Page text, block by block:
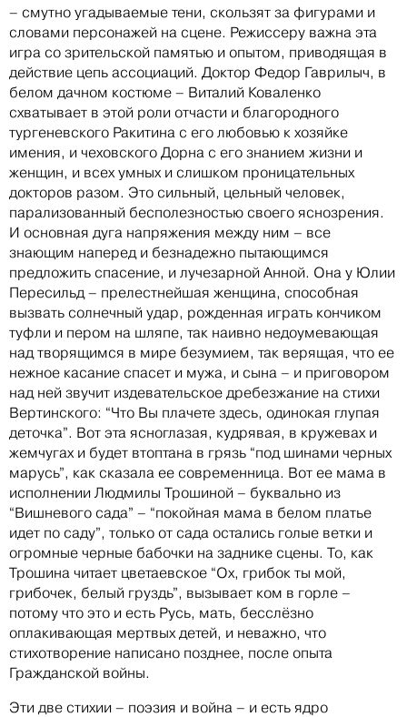
– смутно угадываемые тени, скользят за фигурами и
словами персонажей на сцене. Режиссеру важна эта
игра со зрительской памятью и опытом, приводящая в
действие цепь ассоциаций. Доктор Федор Гаврилыч, в
белом дачном костюме – Виталий Коваленко
схватывает в этой роли отчасти и благородного
тургеневского Ракитина с его любовью к хозяйке
имения, и чеховского Дорна с его знанием жизни и
женщин, и всех умных и слишком проницательных
докторов разом. Это сильный, цельный человек,
парализованный бесполезностью своего яснозрения.
И основная дуга напряжения между ним – все
знающим наперед и безнадежно пытающимся
предложить спасение, и лучезарной Анной. Она у Юлии
Пересильд – прелестнейшая женщина, способная
вызвать солнечный удар, рожденная играть кончиком
туфли и пером на шляпе, так наивно недоумевающая
над творящимся в мире безумием, так верящая, что ее
нежное касание спасет и мужа, и сына – и приговором
над ней звучит издевательское дребезжание на стихи
Вертинского: “Что Вы плачете здесь, одинокая глупая
деточка”. Вот эта ясноглазая, кудрявая, в кружевах и
жемчугах и будет втоптана в грязь “под шинами черных
марусь”, как сказала ее современница. Вот ее мама в
исполнении Людмилы Трошиной – буквально из
“Вишневого сада” – “покойная мама в белом платье
идет по саду”, только от сада остались голые ветки и
огромные черные бабочки на заднике сцены. То, как
Трошина читает цветаевское “Ох, грибок ты мой,
грибочек, белый груздь”, вызывает ком в горле –
потому что это и есть Русь, мать, бесслёзно
оплакивающая мертвых детей, и неважно, что
стихотворение написано позднее, после опыта
Гражданской войны.
Эти две стихии – поэзия и война – и есть ядро